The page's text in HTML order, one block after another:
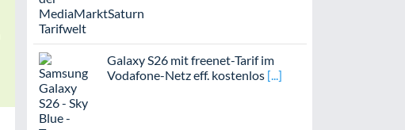
Galaxy S26 mit freenet-Tarif im
Vodafone-Netz eff. kostenlos